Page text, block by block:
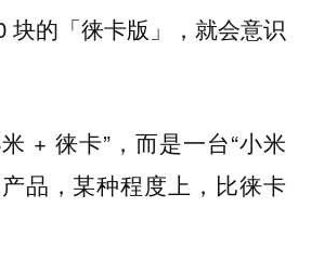
块的「徕卡版」，就会意识
+ 徕卡”，而是一台“小米
品，某种程度上，比徕卡